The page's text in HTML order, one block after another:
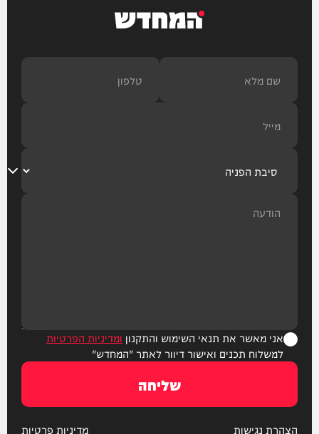
המחדש
אני מאשר את תנאי השימוש והתקנון ומדיניות הפרטיות
למשלוח תכנים ואישור דיוור לאתר "המחדש"
שליחה
הצהרת נגישות מדיניות פרטיות